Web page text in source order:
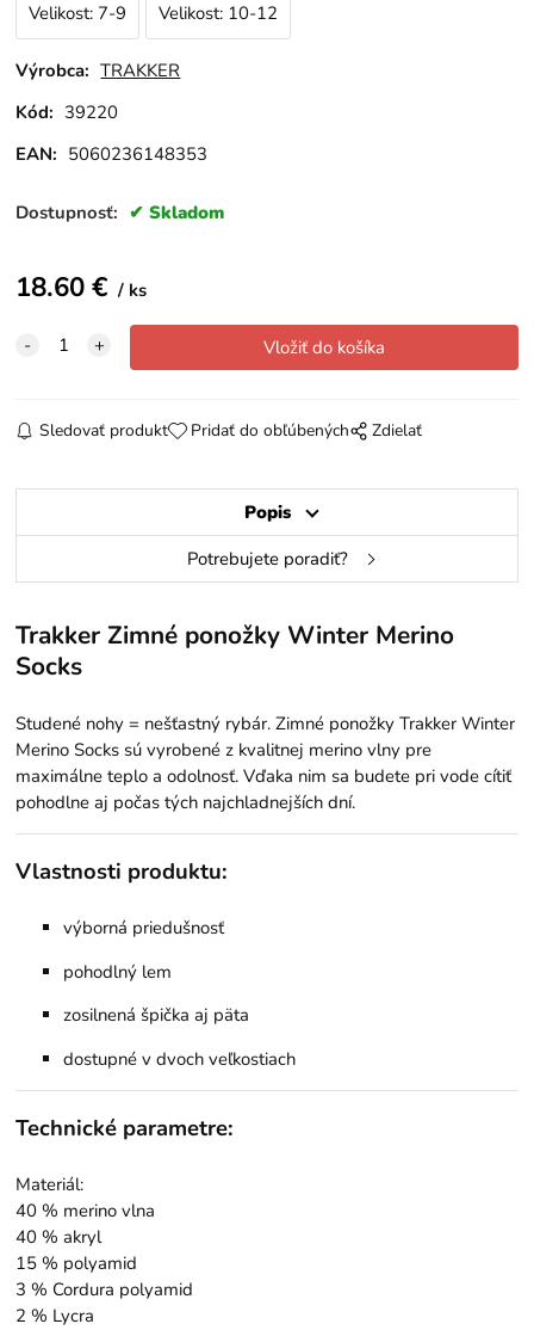
Velikost: 7-9
Velikost: 10-12
Výrobca: TRAKKER
Kód: 39220
EAN: 5060236148353
Dostupnosť: Skladom
18.60€ ks
Sledovať produkt Pridať do obľúbených Zdielať
Popis
Potrebujete poradiť?
Trakker Zimné ponožky Winter Merino
Socks
Studené nohy = nešťastný rybár. Zimné ponožky Trakker Winter
Merino Socks sú vyrobené z kvalitnej merino vlny pre
maximálne teplo a odolnosť. Vďaka nim sa budete pri vode cítiť
pohodlne aj počas tých najchladnejších dní.
Vlastnosti produktu:
výborná priedušnosť
pohodlný lem
zosilnená špička aj päta
dostupné v dvoch veľkostiach
Technické parametre:
Materiál:
40 % merino vlna
40 % akryl
15 % polyamid
3 % Cordura polyamid
2 % Lycra